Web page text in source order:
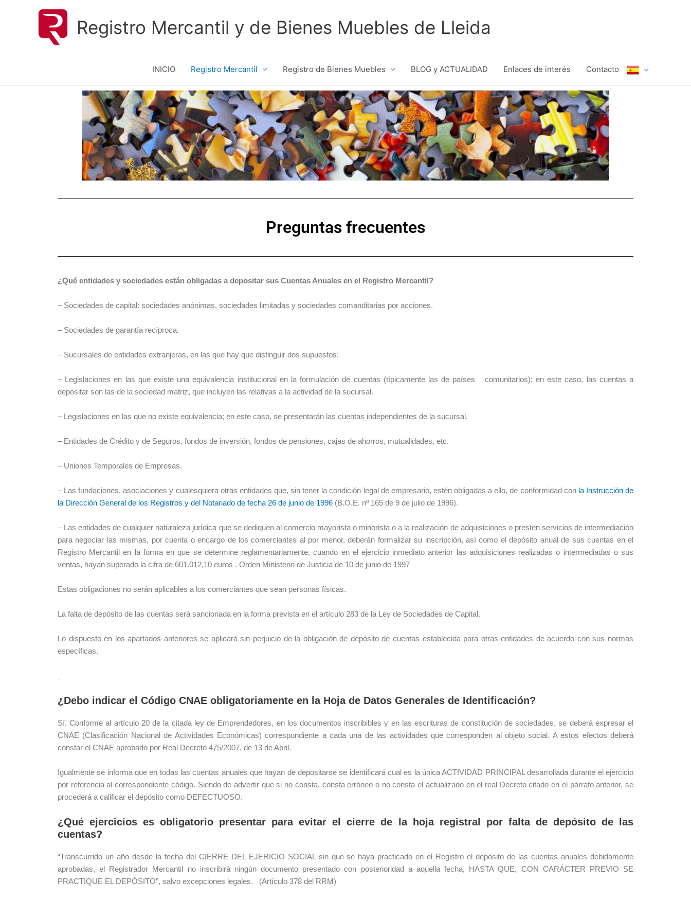
Registro Mercantil y de Bienes Muebles de Lleida
INICIO Registro Mercantil Registro de Bienes Muebles BLOG y ACTUALIDAD Enlaces de interés Contacto
Preguntas frecuentes
¿Qué entidades y sociedades están obligadas a depositar sus Cuentas Anuales en el Registro Mercantil?
– Sociedades de capital: sociedades anónimas, sociedades limitadas y sociedades comanditarias por acciones.
– Sociedades de garantía recíproca.
– Sucursales de entidades extranjeras, en las que hay que distinguir dos supuestos:
– Legislaciones en las que existe una equivalencia institucional en la formulación de cuentas (típicamente las de países comunitarios); en este caso, las cuentas a
depositar son las de la sociedad matriz, que incluyen las relativas a la actividad de la sucursal.
– Legislaciones en las que no existe equivalencia; en este caso, se presentarán las cuentas independientes de la sucursal.
– Entidades de Crédito y de Seguros, fondos de inversión, fondos de pensiones, cajas de ahorros, mutualidades, etc.
– Uniones Temporales de Empresas.
– Las fundaciones, asociaciones y cualesquiera otras entidades que, sin tener la condición legal de empresario, estén obligadas a ello, de conformidad con la Instrucción de
la Dirección General de los Registros y del Notariado de fecha 26 de junio de 1996 (B.O.E. nº 165 de 9 de julio de 1996).
– Las entidades de cualquier naturaleza jurídica que se dediquen al comercio mayorista o minorista o a la realización de adquisiciones o presten servicios de intermediación
para negociar las mismas, por cuenta o encargo de los comerciantes al por menor, deberán formalizar su inscripción, así como el depósito anual de sus cuentas en el
Registro Mercantil en la forma en que se determine reglamentariamente, cuando en el ejercicio inmediato anterior las adquisiciones realizadas o intermediadas o sus
ventas, hayan superado la cifra de 601.012,10 euros . Orden Ministerio de Justicia de 10 de junio de 1997
Estas obligaciones no serán aplicables a los comerciantes que sean personas físicas.
La falta de depósito de las cuentas será sancionada en la forma prevista en el artículo 283 de la Ley de Sociedades de Capital.
Lo dispuesto en los apartados anteriores se aplicará sin perjuicio de la obligación de depósito de cuentas establecida para otras entidades de acuerdo con sus normas
específicas.
¿Debo indicar el Código CNAE obligatoriamente en la Hoja de Datos Generales de Identificación?
Sí. Conforme al artículo 20 de la citada ley de Emprendedores, en los documentos inscribibles y en las escrituras de constitución de sociedades, se deberá expresar el
CNAE (Clasificación Nacional de Actividades Económicas) correspondiente a cada una de las actividades que corresponden al objeto social. A estos efectos deberá
constar el CNAE aprobado por Real Decreto 475/2007, de 13 de Abril.
Igualmente se informa que en todas las cuentas anuales que hayan de depositarse se identificará cual es la única ACTIVIDAD PRINCIPAL desarrollada durante el ejercicio
por referencia al correspondiente código. Siendo de advertir que si no consta, consta erróneo o no consta el actualizado en el real Decreto citado en el párrafo anterior, se
procederá a calificar el depósito como DEFECTUOSO.
¿Qué ejercicios es obligatorio presentar para evitar el cierre de la hoja registral por falta de depósito de las
cuentas?
“Transcurrido un año desde la fecha del CIERRE DEL EJERICIO SOCIAL sin que se haya practicado en el Registro el depósito de las cuentas anuales debidamente
aprobadas, el Registrador Mercantil no inscribirá ningún documento presentado con posterioridad a aquella fecha, HASTA QUE, CON CARÁCTER PREVIO SE
PRACTIQUE EL DEPÓSITO”, salvo excepciones legales. (Artículo 378 del RRM)